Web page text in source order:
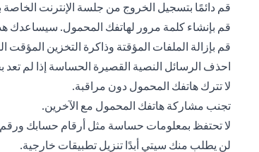
قم دائمًا بتسجيل الخروج من جلسة الإنترنت
قم بإنشاء كلمة مرور لهاتفك المحمول. سيساعدك
قم بإزالة الملفات المؤقتة وذاكرة التخزين
احذف الرسائل النصية القصيرة الحساسة إذا لم
لا تترك هاتفك المحمول دون مراقبة.
تجنب مشاركة هاتفك المحمول مع الآخرين.
لا تحتفظ بمعلومات حساسة مثل أرقام حسابك
لن يطلب منك سيتي أبدًا تنزيل تطبيقات خارجية.